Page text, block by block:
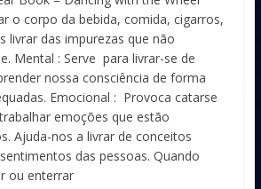
o corpo da bebida, comida, cigarros,
livrar das impurezas que não
Mental : Serve para livrar-se de
nossa consciência de forma
Emocional : Provoca catarse
emoções que estão
Ajuda-nos a livrar de conceitos
das pessoas. Quando
ou enterrar